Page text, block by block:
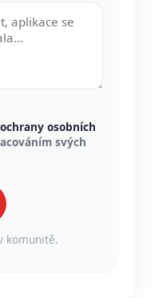
osobních
svých
komunitě.